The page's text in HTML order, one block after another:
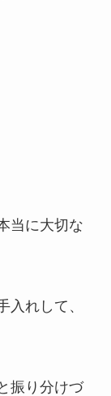
当に大切な
入れして、
振り分けづ